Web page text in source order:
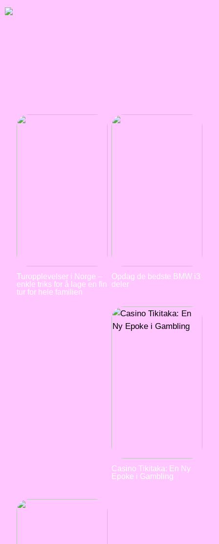
Turopplevelser i Norge –
enkle triks for å lage en fin
tur for hele familien
Opdag de bedste BMW i3
deler
Casino Tikitaka: En Ny
Epoke i Gambling